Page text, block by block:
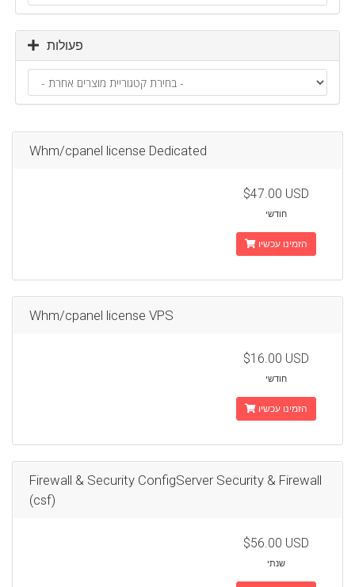
פעולות
Whm/cpanel license Dedicated
$47.00 USD
חודשי
הזמינו עכשיו
Whm/cpanel license VPS
$16.00 USD
חודשי
הזמינו עכשיו
Firewall & Security ConfigServer Security & Firewall
(csf)
$56.00 USD
שנתי